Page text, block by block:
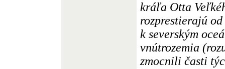
kráľa Otta
rozprestierajú od
k severským
vnútrozemia
zmocnili časti